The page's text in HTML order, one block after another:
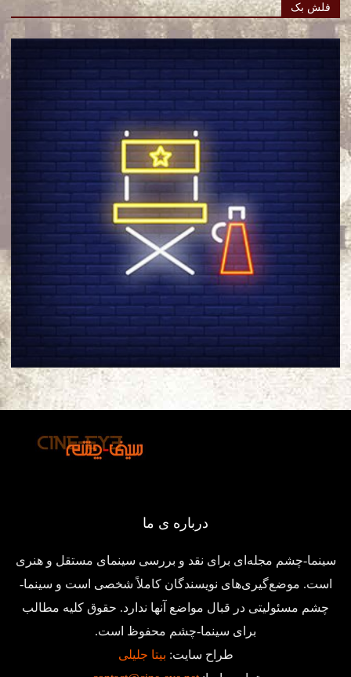
فلش بک
درباره ی ما
سینما-چشم مجله‌ای برای نقد و بررسی سینمای مستقل و هنری
است. موضع‌گیری‌های نویسندگان کاملاً شخصی است و سینما-
چشم مسئولیتی در قبال مواضع آنها ندارد. حقوق کلیه مطالب
برای سینما-چشم محفوظ است.
طراح سایت: بیتا جلیلی